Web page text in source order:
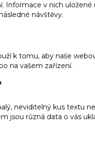
Informace v nich
návštěvy.
k tomu, aby naše
na vašem zařízení.
neviditelný kus textu
jsou různá data o vás